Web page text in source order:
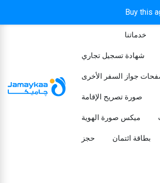
Buy this
خدماتنا
شهادة تسجيل تجاري
جواز السفر الأخرى
صورة تصريح الإقامة
ميكس صورة الهوية
حجز بطاقة ائتمان